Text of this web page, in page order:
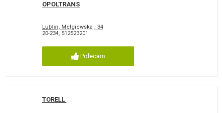
OPOLTRANS
Lublin, Mełgiewska , 34
20-234, 512523201
Polecam
TORELL